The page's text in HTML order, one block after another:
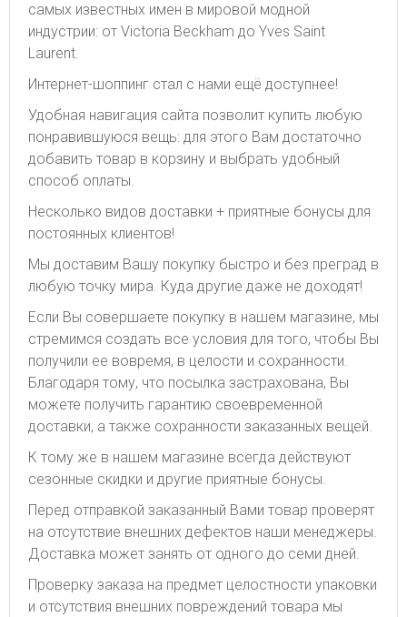
самых известных имен в мировой модной
индустрии: от Victoria Beckham до Yves Saint
Laurent.
Интернет-шоппинг стал с нами ещё доступнее!
Удобная навигация сайта позволит купить любую
понравившуюся вещь: для этого Вам достаточно
добавить товар в корзину и выбрать удобный
способ оплаты.
Несколько видов доставки + приятные бонусы для
постоянных клиентов!
Мы доставим Вашу покупку быстро и без преград в
любую точку мира. Куда другие даже не доходят!
Если Вы совершаете покупку в нашем магазине, мы
стремимся создать все условия для того, чтобы Вы
получили ее вовремя, в целости и сохранности.
Благодаря тому, что посылка застрахована, Вы
можете получить гарантию своевременной
доставки, а также сохранности заказанных вещей.
К тому же в нашем магазине всегда действуют
сезонные скидки и другие приятные бонусы.
Перед отправкой заказанный Вами товар проверят
на отсутствие внешних дефектов наши менеджеры.
Доставка может занять от одного до семи дней.
Проверку заказа на предмет целостности упаковки
и отсутствия внешних повреждений товара мы